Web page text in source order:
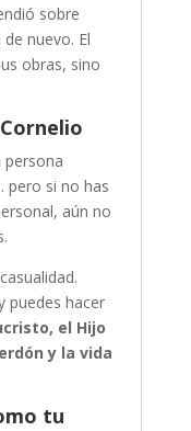
sobre
nuevo. El
obras, sino
persona
pero si no has
aún no
puedes hacer
el Hijo
y la vida
tu